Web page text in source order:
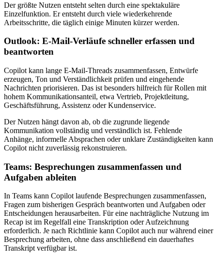
Der größte Nutzen entsteht selten durch eine spektakuläre
Einzelfunktion. Er entsteht durch viele wiederkehrende
Arbeitsschritte, die täglich einige Minuten kürzer werden.
Outlook: E-Mail-Verläufe schneller erfassen und
beantworten
Copilot kann lange E-Mail-Threads zusammenfassen, Entwürfe
erzeugen, Ton und Verständlichkeit prüfen und eingehende
Nachrichten priorisieren. Das ist besonders hilfreich für Rollen mit
hohem Kommunikationsanteil, etwa Vertrieb, Projektleitung,
Geschäftsführung, Assistenz oder Kundenservice.
Der Nutzen hängt davon ab, ob die zugrunde liegende
Kommunikation vollständig und verständlich ist. Fehlende
Anhänge, informelle Absprachen oder unklare Zuständigkeiten kann
Copilot nicht zuverlässig rekonstruieren.
Teams: Besprechungen zusammenfassen und
Aufgaben ableiten
In Teams kann Copilot laufende Besprechungen zusammenfassen,
Fragen zum bisherigen Gespräch beantworten und Aufgaben oder
Entscheidungen herausarbeiten. Für eine nachträgliche Nutzung im
Recap ist im Regelfall eine Transkription oder Aufzeichnung
erforderlich. Je nach Richtlinie kann Copilot auch nur während einer
Besprechung arbeiten, ohne dass anschließend ein dauerhaftes
Transkript verfügbar ist.